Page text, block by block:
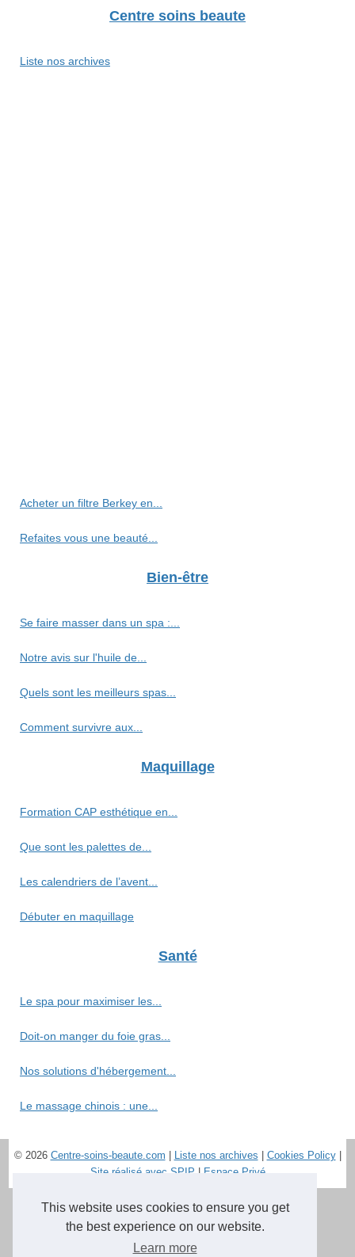
This website uses cookies to ensure you get
the best experience on our website.
Learn more
Centre soins beaute
Liste nos archives
Acheter un filtre Berkey en...
Refaites vous une beauté...
Bien-être
Se faire masser dans un spa :...
Notre avis sur l'huile de...
Quels sont les meilleurs spas...
Comment survivre aux...
Maquillage
Formation CAP esthétique en...
Que sont les palettes de...
Les calendriers de l’avent...
Débuter en maquillage
Santé
Le spa pour maximiser les...
Doit-on manger du foie gras...
Nos solutions d'hébergement...
Le massage chinois : une...
© 2026 Centre-soins-beaute.com Liste nos archives Cookies Policy|
Site réalisé avec SPIP | Espace Privé